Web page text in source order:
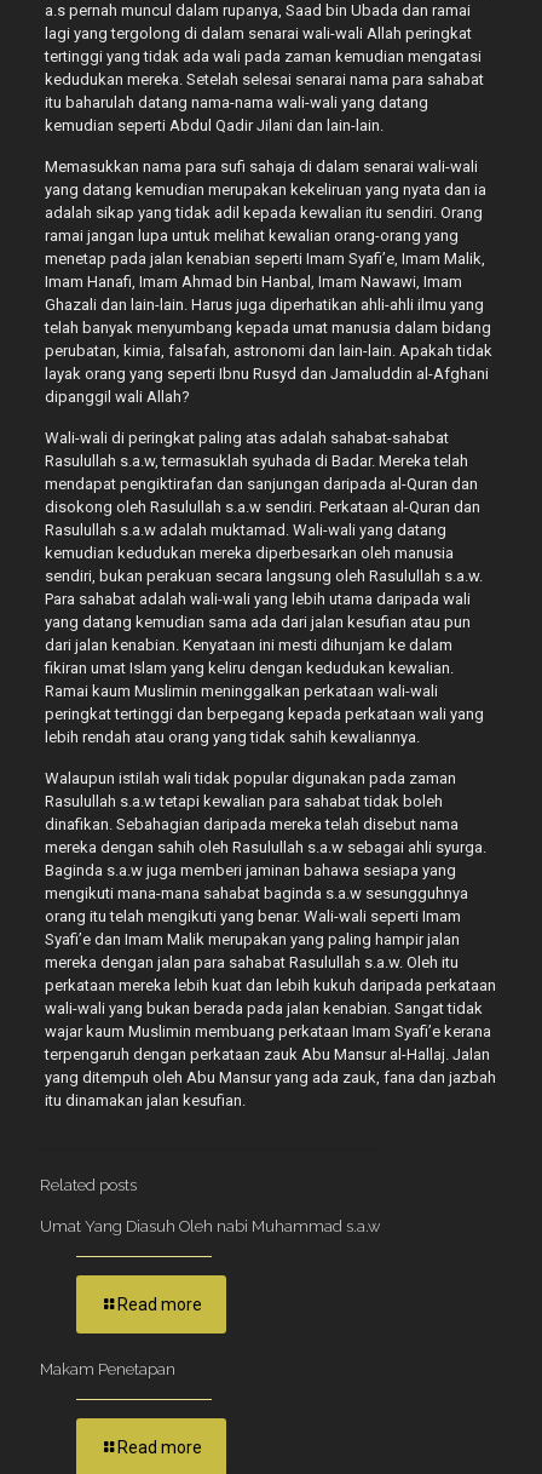
a.s pernah muncul dalam rupanya, Saad bin Ubada dan ramai
lagi yang tergolong di dalam senarai wali-wali Allah peringkat
tertinggi yang tidak ada wali pada zaman kemudian mengatasi
kedudukan mereka. Setelah selesai senarai nama para sahabat
itu baharulah datang nama-nama wali-wali yang datang
kemudian seperti Abdul Qadir Jilani dan lain-lain.
Memasukkan nama para sufi sahaja di dalam senarai wali-wali
yang datang kemudian merupakan kekeliruan yang nyata dan ia
adalah sikap yang tidak adil kepada kewalian itu sendiri. Orang
ramai jangan lupa untuk melihat kewalian orang-orang yang
menetap pada jalan kenabian seperti Imam Syafi’e, Imam Malik,
Imam Hanafi, Imam Ahmad bin Hanbal, Imam Nawawi, Imam
Ghazali dan lain-lain. Harus juga diperhatikan ahli-ahli ilmu yang
telah banyak menyumbang kepada umat manusia dalam bidang
perubatan, kimia, falsafah, astronomi dan lain-lain. Apakah tidak
layak orang yang seperti Ibnu Rusyd dan Jamaluddin al-Afghani
dipanggil wali Allah?
Wali-wali di peringkat paling atas adalah sahabat-sahabat
Rasulullah s.a.w, termasuklah syuhada di Badar. Mereka telah
mendapat pengiktirafan dan sanjungan daripada al-Quran dan
disokong oleh Rasulullah s.a.w sendiri. Perkataan al-Quran dan
Rasulullah s.a.w adalah muktamad. Wali-wali yang datang
kemudian kedudukan mereka diperbesarkan oleh manusia
sendiri, bukan perakuan secara langsung oleh Rasulullah s.a.w.
Para sahabat adalah wali-wali yang lebih utama daripada wali
yang datang kemudian sama ada dari jalan kesufian atau pun
dari jalan kenabian. Kenyataan ini mesti dihunjam ke dalam
fikiran umat Islam yang keliru dengan kedudukan kewalian.
Ramai kaum Muslimin meninggalkan perkataan wali-wali
peringkat tertinggi dan berpegang kepada perkataan wali yang
lebih rendah atau orang yang tidak sahih kewaliannya.
Walaupun istilah wali tidak popular digunakan pada zaman
Rasulullah s.a.w tetapi kewalian para sahabat tidak boleh
dinafikan. Sebahagian daripada mereka telah disebut nama
mereka dengan sahih oleh Rasulullah s.a.w sebagai ahli syurga.
Baginda s.a.w juga memberi jaminan bahawa sesiapa yang
mengikuti mana-mana sahabat baginda s.a.w sesungguhnya
orang itu telah mengikuti yang benar. Wali-wali seperti Imam
Syafi’e dan Imam Malik merupakan yang paling hampir jalan
mereka dengan jalan para sahabat Rasulullah s.a.w. Oleh itu
perkataan mereka lebih kuat dan lebih kukuh daripada perkataan
wali-wali yang bukan berada pada jalan kenabian. Sangat tidak
wajar kaum Muslimin membuang perkataan Imam Syafi’e kerana
terpengaruh dengan perkataan zauk Abu Mansur al-Hallaj. Jalan
yang ditempuh oleh Abu Mansur yang ada zauk, fana dan jazbah
itu dinamakan jalan kesufian.
Related posts
Umat Yang Diasuh Oleh nabi Muhammad s.a.w
Read more
Makam Penetapan
Read more